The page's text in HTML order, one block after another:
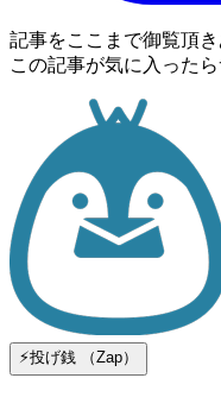
記事をここまで御覧頂
この記事が気に入った
⚡️投げ銭 （Zap）